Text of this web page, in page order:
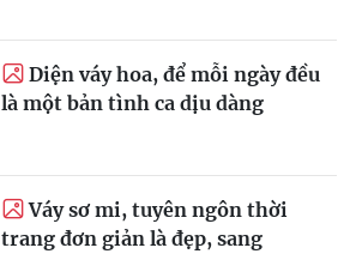
Diện váy hoa, để mỗi ngày đều
là một bản tình ca dịu dàng
Váy sơ mi, tuyên ngôn thời
trang đơn giản là đẹp, sang